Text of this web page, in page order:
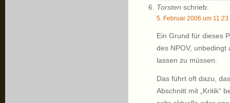
Torsten schrieb:
5. Februar 2006 um 11:23
Ein Grund für dieses
des NPOV, unbedingt
lassen zu müssen.
Das führt oft dazu,
Abschnitt mit „Kritik“